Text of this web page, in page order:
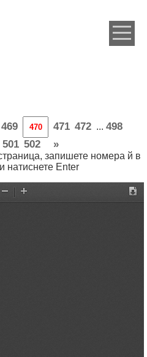
469 471 472 ... 498
501 502 »
запишете номера й в
натиснете Enter